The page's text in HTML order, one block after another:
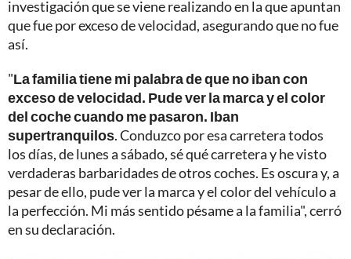
investigación que se viene realizando en la que apuntan
que fue por exceso de velocidad, asegurando que no fue
así.
"La familia tiene mi palabra de que no iban con
exceso de velocidad. Pude ver la marca y el color
del coche cuando me pasaron. Iban
supertranquilos. Conduzco por esa carretera todos
los días, de lunes a sábado, sé qué carretera y he visto
verdaderas barbaridades de otros coches. Es oscura y, a
pesar de ello, pude ver la marca y el color del vehículo a
la perfección. Mi más sentido pésame a la familia", cerró
en su declaración.